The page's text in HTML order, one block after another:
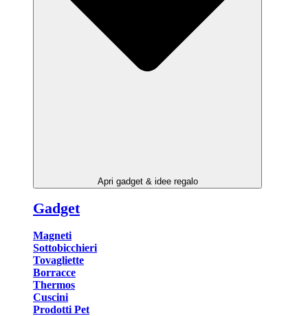
Apri gadget & idee regalo
Gadget
Magneti
Sottobicchieri
Tovagliette
Borracce
Thermos
Cuscini
Prodotti Pet